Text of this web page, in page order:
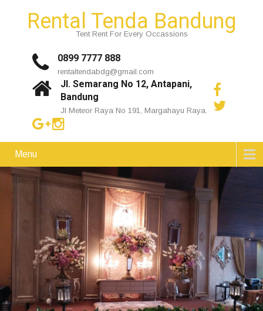
Rental Tenda Bandung
Tent Rent For Every Occassions
0899 7777 888
rentaltendabdg@gmail.com
Jl. Semarang No 12, Antapani,
Bandung
Jl Meteor Raya No 191, Margahayu Raya.
Menu